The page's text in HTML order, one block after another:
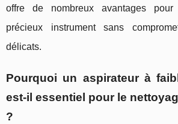
offre de nombreux avantages pour
précieux instrument sans
délicats.
Pourquoi un aspirateur à
est-il essentiel pour le
?